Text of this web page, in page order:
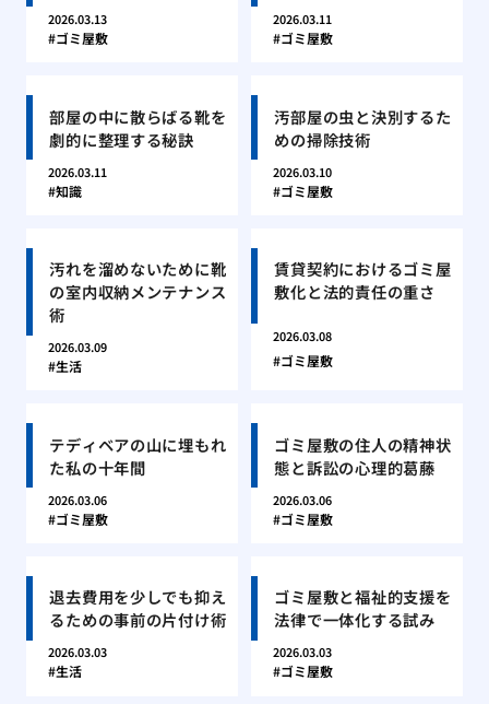
2026.03.13
ゴミ屋敷
2026.03.11
ゴミ屋敷
部屋の中に散らばる靴を
劇的に整理する秘訣
2026.03.11
知識
汚部屋の虫と決別するた
めの掃除技術
2026.03.10
ゴミ屋敷
汚れを溜めないために靴
の室内収納メンテナンス
術
2026.03.09
生活
賃貸契約におけるゴミ屋
敷化と法的責任の重さ
2026.03.08
ゴミ屋敷
テディベアの山に埋もれ
た私の十年間
2026.03.06
ゴミ屋敷
ゴミ屋敷の住人の精神状
態と訴訟の心理的葛藤
2026.03.06
ゴミ屋敷
退去費用を少しでも抑え
るための事前の片付け術
2026.03.03
生活
ゴミ屋敷と福祉的支援を
法律で一体化する試み
2026.03.03
ゴミ屋敷